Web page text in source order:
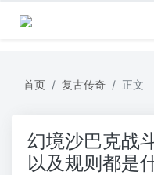
首页 复古传奇 正文
幻境沙巴克战
以及规则都是